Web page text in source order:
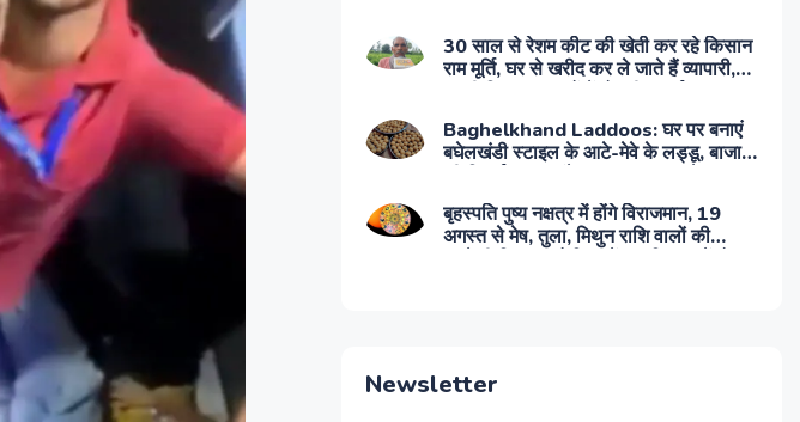
30 साल से रेशम कीट की खेती कर रहे किसान
राम मूर्ति, घर से खरीद कर ले जाते हैं व्यापारी,
Baghelkhand Laddoos: घर पर बनाएं
बघेलखंडी स्टाइल के आटे-मेवे के लड्डू, बाजार
बृहस्पति पुष्य नक्षत्र में होंगे विराजमान, 19
अगस्त से मेष, तुला, मिथुन राशि वालों की
Newsletter